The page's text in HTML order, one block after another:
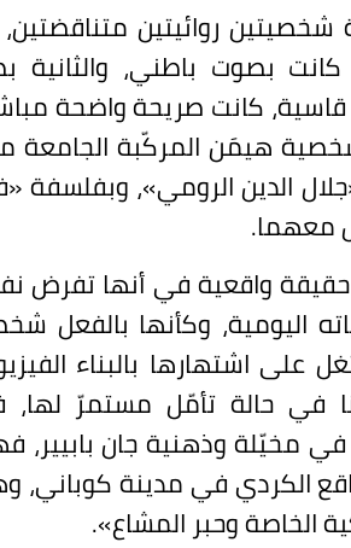
روائيتين
كانت بصوت باطني،
كانت صريحة واضحة
شخصية هيمَن المركّبة الجامعة
الدين الرومي»، وبفلسفة
معهما.
واقعية في أنها تفرض
اليومية، وكأنها بالفعل
على اشتهارها بالبناء
في حالة تأمّل مستمرّ لها،
في مخيّلة وذهنية جان
الكردي في مدينة كوباني،
الخاصة وحبر المشاع».